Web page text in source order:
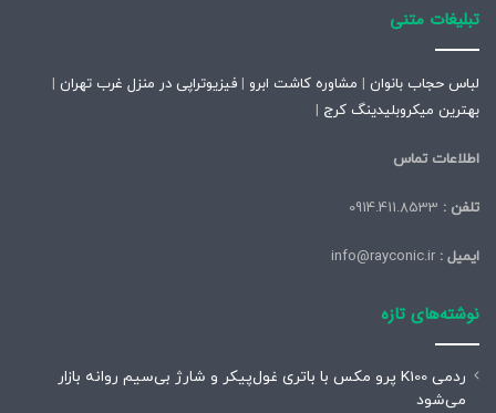
تبلیغات متنی
لباس حجاب بانوان | مشاوره کاشت ابرو | فیزیوتراپی در منزل غرب تهران |
بهترین میکروبلیدینگ کرج |
اطلاعات تماس
تلفن :
ایمیل :
نوشته‌های تازه
ردمی K100 پرو مکس با باتری غول‌پیکر و شارژ بی‌سیم روانه بازار
می‌شود